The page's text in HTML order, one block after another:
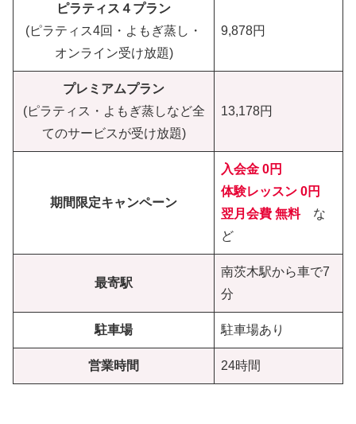
ピラティス４プラン
(ピラティス4回・よもぎ蒸し・
オンライン受け放題)
9,878円
プレミアムプラン
(ピラティス・よもぎ蒸しなど全
てのサービスが受け放題)
13,178円
期間限定キャンペーン
入会金 0円
体験レッスン 0円
翌月会費 無料な
ど
最寄駅
南茨木駅から車で7
分
駐車場 駐車場あり
営業時間 24時間